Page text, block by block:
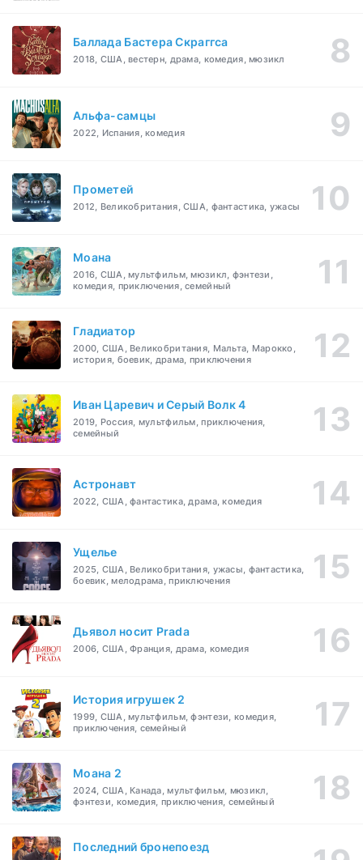
Баллада Бастера Скраггса
2018, США, вестерн, драма, комедия, мюзикл
Альфа-самцы
2022, Испания, комедия
Прометей
2012, Великобритания, США, фантастика, ужасы
Моана
2016, США, мультфильм, мюзикл, фэнтези,
комедия, приключения, семейный
Гладиатор
2000, США, Великобритания, Мальта, Марокко,
история, боевик, драма, приключения
Иван Царевич и Серый Волк 4
2019, Россия, мультфильм, приключения,
семейный
Астронавт
2022, США, фантастика, драма, комедия
Ущелье
2025, США, Великобритания, ужасы, фантастика,
боевик, мелодрама, приключения
Дьявол носит Prada
2006, США, Франция, драма, комедия
История игрушек 2
1999, США, мультфильм, фэнтези, комедия,
приключения, семейный
Моана 2
2024, США, Канада, мультфильм, мюзикл,
фэнтези, комедия, приключения, семейный
Последний бронепоезд